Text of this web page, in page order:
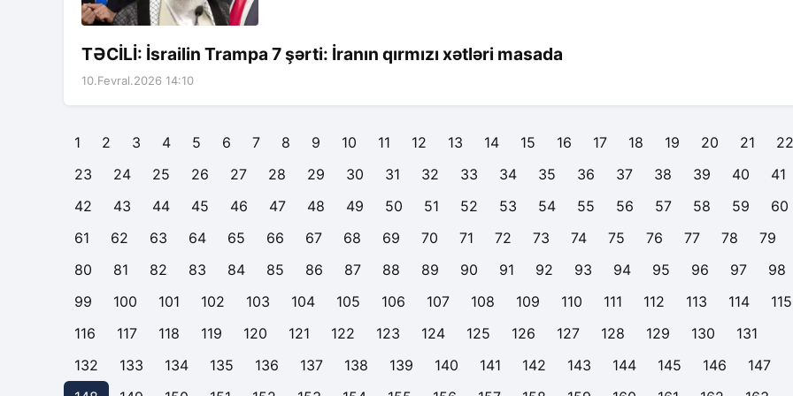
TƏCİLİ: İsrailin Trampa 7 şərti: İranın qırmızı xətləri masada
10.Fevral.2026 14:10
1 2 3 4 5 6 7 8 9 10 11 12 13 14 15 16 17 18 19 20 21
22
23
24 25 26 27 28 29 30 31 32 33 34 35 36 37 38 39 40
41
42
43 44 45 46 47 48 49 50 51 52 53 54 55 56 57 58 59
60
61
62 63 64 65 66 67 68 69 70 71 72 73 74 75 76 77 78
79
80
81 82 83 84 85 86 87 88 89 90 91 92 93 94 95 96 97
98
99
100 101 102 103 104 105 106 107 108 109 110 111 112 113 114
115
116
117 118 119 120 121 122 123 124 125 126 127 128 129 130
131
132
133 134 135 136 137 138 139 140 141 142 143 144 145 146
147